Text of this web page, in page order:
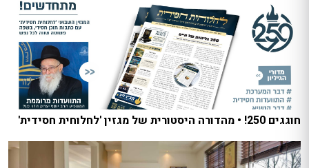
חוגגים 250! • מהדורה היסטורית של מגזין 'לחלוחית חסידית'